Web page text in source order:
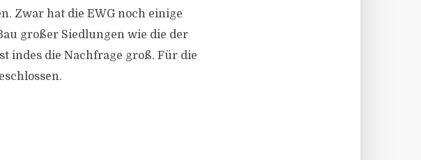
Zwar hat die EWG noch einige
großer Siedlungen wie die der
indes die Nachfrage groß. Für die